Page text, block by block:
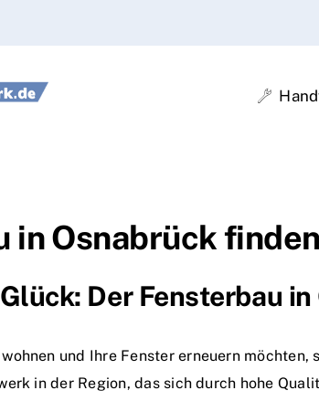
in Osnabrück
Der Fensterbau
und Ihre Fenster erneuern
in der Region, das sich durch hohe